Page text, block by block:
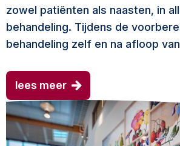
zowel patiënten als naasten, in
behandeling. Tijdens de
behandeling zelf en na afloop
lees meer